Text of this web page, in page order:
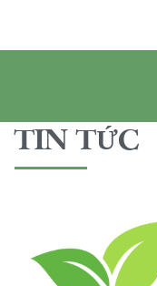
TIN TỨC